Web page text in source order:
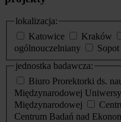
lokalizacja:
Katowice
Kraków
ogólnouczelniany
Sopot
jednostka badawcza:
Biuro Prorektorki ds.
Międzynarodowej
Międzynarodowej
Centrum Badań nad